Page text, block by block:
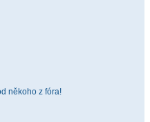
někoho z fóra!